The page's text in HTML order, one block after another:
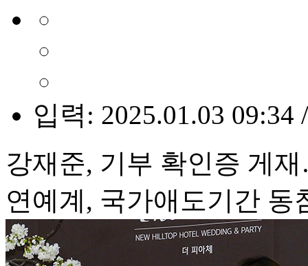
입력: 2025.01.03 09:34
강재준, 기부 확인증 게
연예계, 국가애도기간